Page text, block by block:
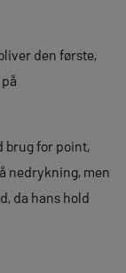
den første,
brug for point,
nedrykning, men
da hans hold